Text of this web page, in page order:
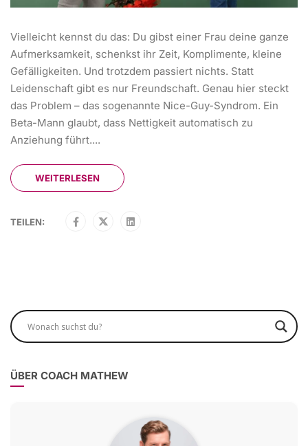
Vielleicht kennst du das: Du gibst einer Frau deine ganze
Aufmerksamkeit, schenkst ihr Zeit, Komplimente, kleine
Gefälligkeiten. Und trotzdem passiert nichts. Statt
Leidenschaft gibt es nur Freundschaft. Genau hier steckt
das Problem – das sogenannte Nice-Guy-Syndrom. Ein
Beta-Mann glaubt, dass Nettigkeit automatisch zu
Anziehung führt....
WEITERLESEN
TEILEN:
ÜBER COACH MATHEW